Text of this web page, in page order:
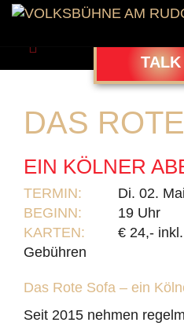
Zurück TALK
DAS
EIN KÖLNER
TERMIN:
Di. 02.
BEGINN:
19 Uhr
KARTEN:
€ 24,-
Gebühren
Das Rote Sofa – ein
Seit 2015 nehmen